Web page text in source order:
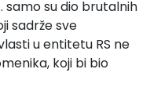
samo su dio brutalnih
sadrže sve
u entitetu RS ne
koji bi bio